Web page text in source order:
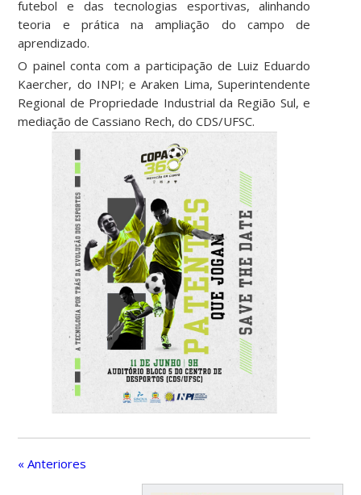
futebol e das tecnologias esportivas, alinhando
teoria e prática na ampliação do campo de
aprendizado.
O painel conta com a participação de Luiz Eduardo
Kaercher, do INPI; e Araken Lima, Superintendente
Regional de Propriedade Industrial da Região Sul, e
mediação de Cassiano Rech, do CDS/UFSC.
« Anteriores